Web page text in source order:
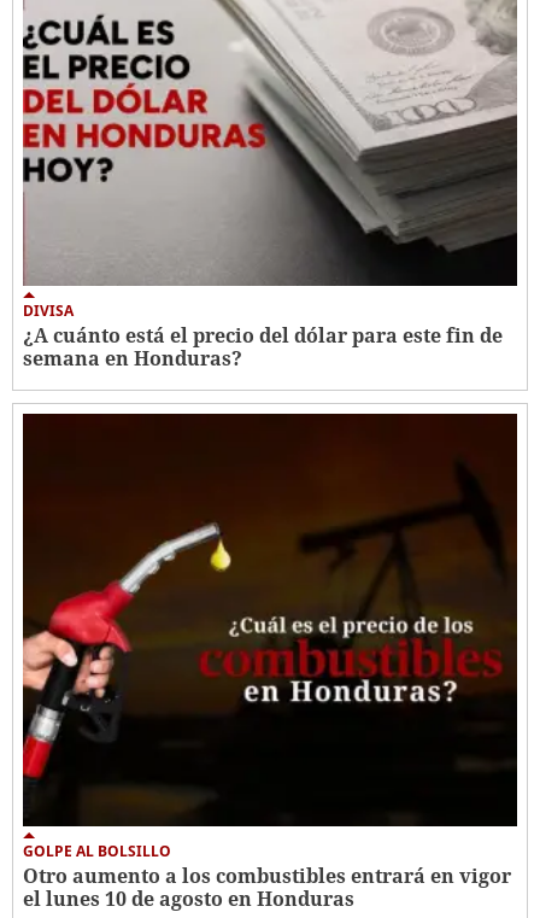
DIVISA
¿A cuánto está el precio del dólar para este fin de
semana en Honduras?
GOLPE AL BOLSILLO
Otro aumento a los combustibles entrará en vigor
el lunes 10 de agosto en Honduras